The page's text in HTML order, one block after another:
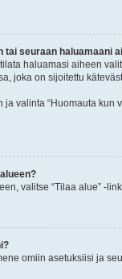
tai seuraan haluamaani
haluamasi aiheen
joka on sijoitettu
valinta “Huomauta kun
valitse “Tilaa alue” -
omiin asetuksiisi ja